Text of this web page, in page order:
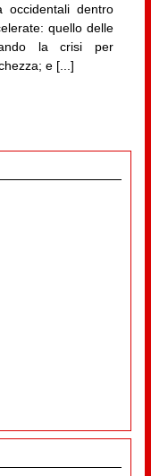
dentro
quello delle
la crisi per
e [...]